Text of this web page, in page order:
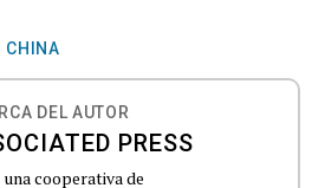
CHINA
DEL AUTOR
PRESS
cooperativa de